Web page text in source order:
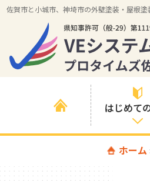
佐賀市と小城市、神埼市の外壁塗装・屋根
はじめて
はじめて
いる方へ
ホーム